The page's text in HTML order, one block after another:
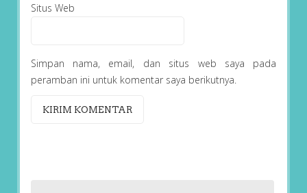
Situs Web
Simpan nama, email, dan situs web saya pada
peramban ini untuk komentar saya berikutnya.